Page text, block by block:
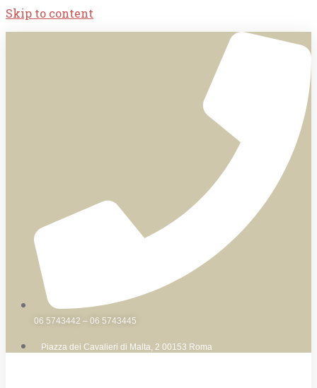
Skip to content
06 5743442 – 06 5743445
Piazza dei Cavalieri di Malta, 2 00153 Roma